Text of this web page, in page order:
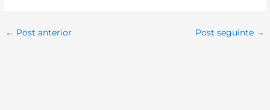
← Post anterior Post seguinte →